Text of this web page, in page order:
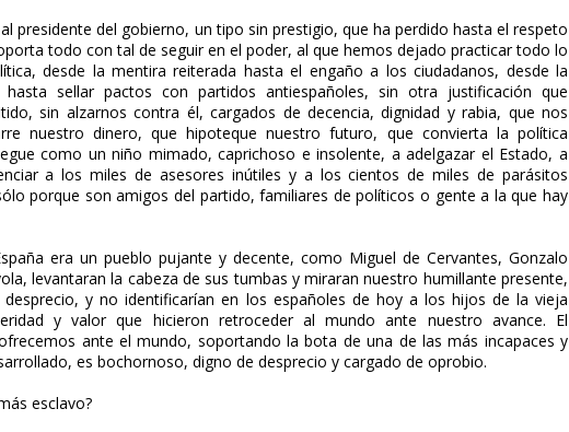
presidente del gobierno, un tipo sin prestigio, que ha perdido hasta el respeto
todo con tal de seguir en el poder, al que hemos dejado practicar todo lo
desde la mentira reiterada hasta el engaño a los ciudadanos, desde la
sellar pactos con partidos antiespañoles, sin otra justificación que
sin alzarnos contra él, cargados de decencia, dignidad y rabia, que nos
nuestro dinero, que hipoteque nuestro futuro, que convierta la política
como un niño mimado, caprichoso e insolente, a adelgazar el Estado, a
a los miles de asesores inútiles y a los cientos de miles de parásitos
porque son amigos del partido, familiares de políticos o gente a la que hay
era un pueblo pujante y decente, como Miguel de Cervantes, Gonzalo
levantaran la cabeza de sus tumbas y miraran nuestro humillante presente,
y no identificarían en los españoles de hoy a los hijos de la vieja
y valor que hicieron retroceder al mundo ante nuestro avance. El
ante el mundo, soportando la bota de una de las más incapaces y
es bochornoso, digno de desprecio y cargado de oprobio.
esclavo?